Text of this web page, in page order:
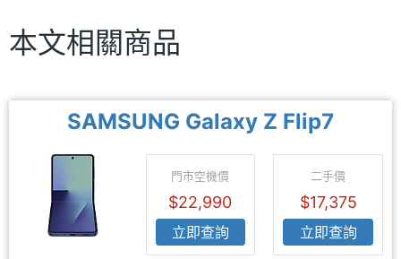
本文相關商品
SAMSUNG Galaxy Z Flip7
門市空機價
$22,990
立即查詢
二手價
$17,375
立即查詢